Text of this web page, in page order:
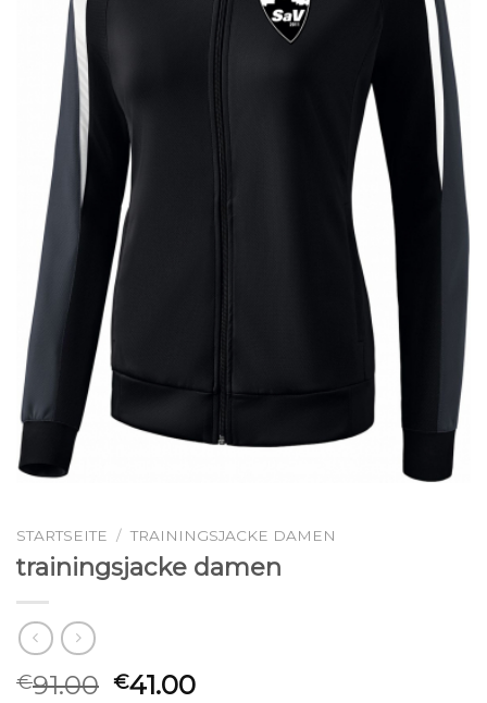
STARTSEITE / TRAININGSJACKE DAMEN
trainingsjacke damen
€91.00 €41.00